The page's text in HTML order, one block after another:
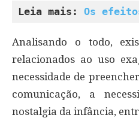
Leia mais: Os
Analisando o todo,
relacionados ao uso
necessidade de
comunicação, a
nostalgia da infância,